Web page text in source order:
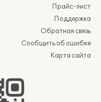
Прайс-лист
Поддержка
Обратная связь
Сообщить об ошибке
Карта сайта